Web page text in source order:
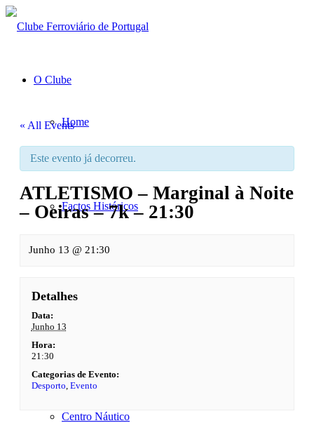
O Clube
Home
Orgãos Sociais
Factos Históricos
Parceiros
Notícias
Espaços
Sede
Centro Náutico
« All Events
Este evento já decorreu.
ATLETISMO – Marginal à Noite
– Oeiras – 7k – 21:30
Junho 13 @ 21:30
Detalhes
Data:
Junho 13
Hora:
21:30
Categorias de Evento:
Desporto Evento